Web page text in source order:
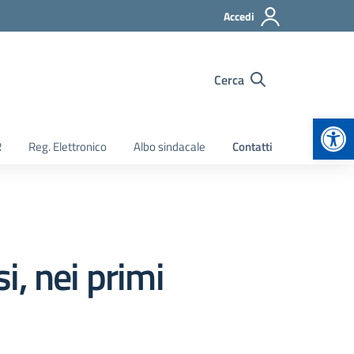
Accedi
Cerca
Reg. Elettronico Albo sindacale Contatti
nei primi